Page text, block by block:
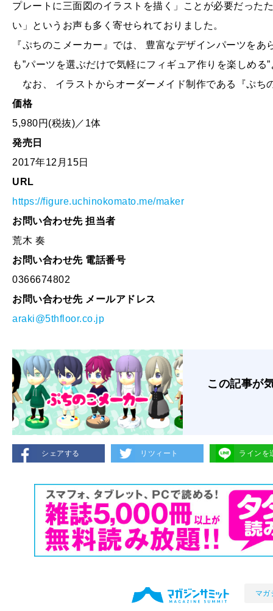
プレートに三面図のイラストを描く」ことが必要だった
い」というお声も多く寄せられておりました。
『ぷちのこメーカー』では、 豊富なデザインパーツを
も”パーツを選ぶだけで気軽にフィギュア作りを楽しめる
なお、 イラストからオーダーメイド制作である『ぷち
価格
5,980円(税抜)／1体
発売日
2017年12月15日
URL
https://figure.uchinokomato.me/maker
お問い合わせ先 担当者
荒木 奏
お問い合わせ先 電話番号
0366674802
お問い合わせ先 メールアドレス
araki@5thfloor.co.jp
この記事が
シェアする リツィート ラインを
マガ